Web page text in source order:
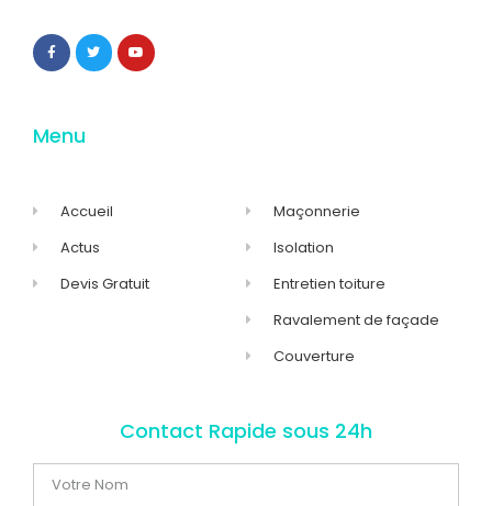
Menu
Accueil
Actus
Devis Gratuit
Maçonnerie
Isolation
Entretien toiture
Ravalement de façade
Couverture
Contact Rapide sous 24h